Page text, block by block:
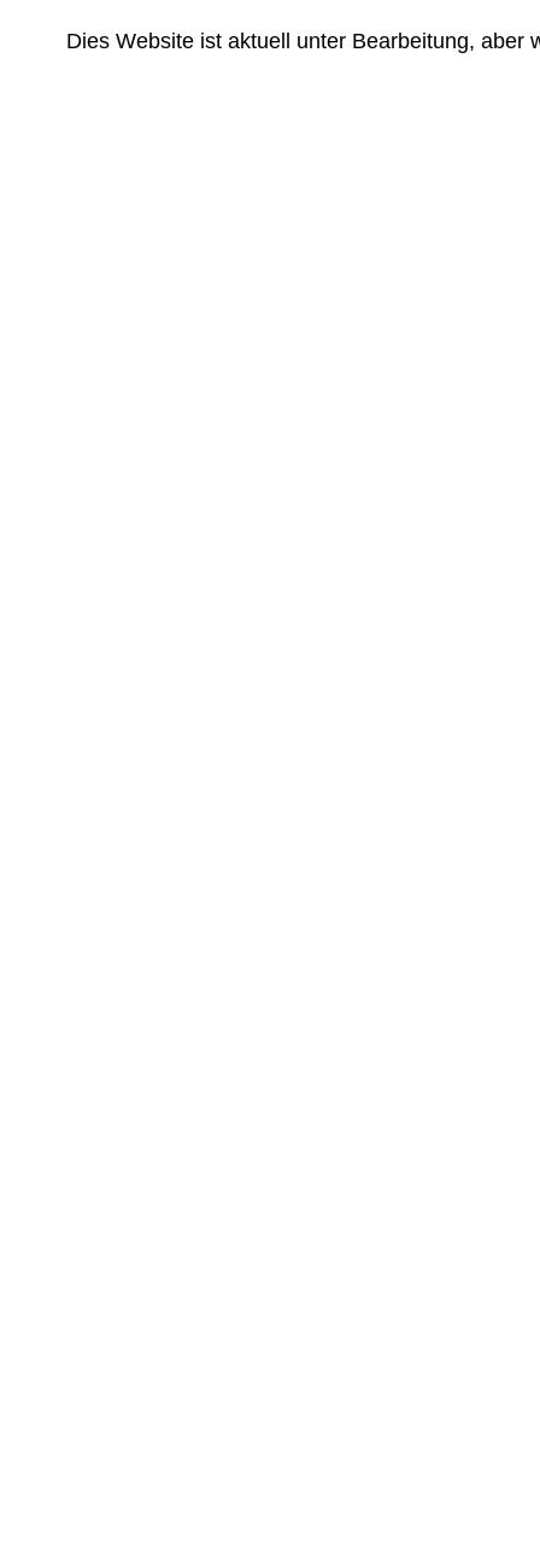
Dies Website ist aktuell unter Bearbeitung,